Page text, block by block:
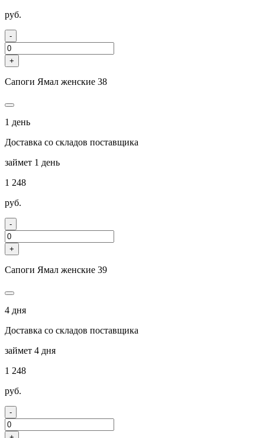
руб.
-
+
Сапоги Ямал женские 38
1 день
Доставка со складов поставщика
займет 1 день
1 248
руб.
-
+
Сапоги Ямал женские 39
4 дня
Доставка со складов поставщика
займет 4 дня
1 248
руб.
-